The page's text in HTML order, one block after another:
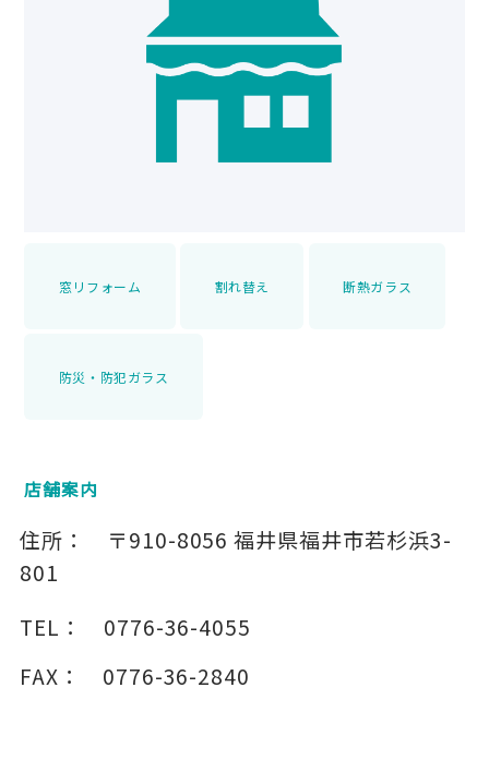
窓リフォーム 割れ替え 断熱ガラス
防災・防犯ガラス
店舗案内
住所： 〒910-8056 福井県福井市若杉浜3-
801
TEL：
0776-36-4055
FAX：
0776-36-2840